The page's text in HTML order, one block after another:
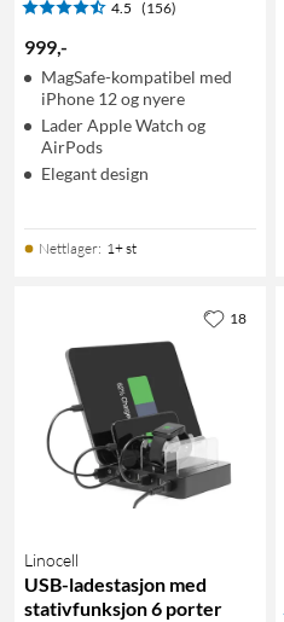
4.5 (156)
999,-
MagSafe-kompatibel med
iPhone 12 og nyere
Lader Apple Watch og
AirPods
Elegant design
Nettlager: 1+ st
Linocell
USB-ladestasjon med
stativfunksjon 6 porter
18